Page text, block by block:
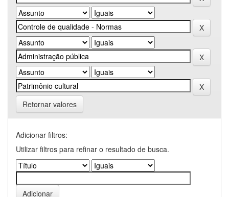
Retornar valores
Adicionar filtros:
Utilizar filtros para refinar o resultado de busca.